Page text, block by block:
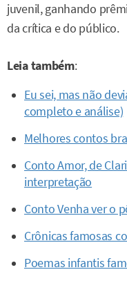
juvenil, ganhando
da crítica e do público.
Leia também:
Eu sei, mas não
completo e análise)
Melhores contos
Conto Amor, de
interpretação
Conto Venha ver o
Crônicas famosas
Poemas infantis